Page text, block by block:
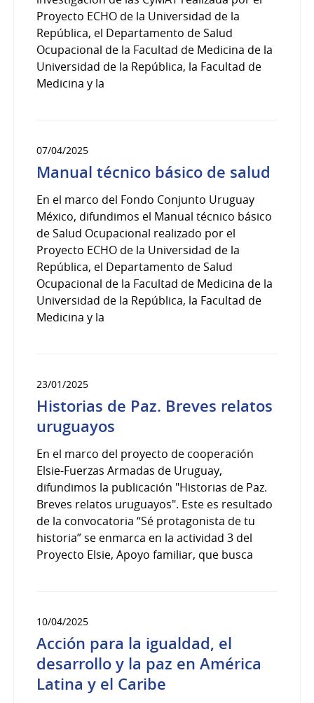
Proyecto ECHO de la Universidad de la
República, el Departamento de Salud
Ocupacional de la Facultad de Medicina de la
Universidad de la República, la Facultad de
Medicina y la
07/04/2025
Manual técnico básico de salud
En el marco del Fondo Conjunto Uruguay
México, difundimos el Manual técnico básico
de Salud Ocupacional realizado por el
Proyecto ECHO de la Universidad de la
República, el Departamento de Salud
Ocupacional de la Facultad de Medicina de la
Universidad de la República, la Facultad de
Medicina y la
23/01/2025
Historias de Paz. Breves relatos
uruguayos
En el marco del proyecto de cooperación
Elsie-Fuerzas Armadas de Uruguay,
difundimos la publicación "Historias de Paz.
Breves relatos uruguayos". Este es resultado
de la convocatoria “Sé protagonista de tu
historia” se enmarca en la actividad 3 del
Proyecto Elsie, Apoyo familiar, que busca
10/04/2025
Acción para la igualdad, el
desarrollo y la paz en América
Latina y el Caribe